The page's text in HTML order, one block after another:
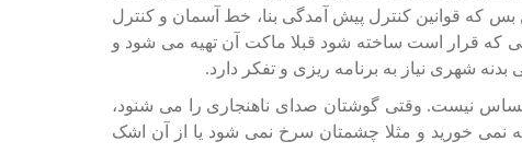
بس که قوانین کنترل پیش آمدگی بنا، خط آسمان و کنترل
که قرار است ساخته شود قبلا ماکت آن تهیه می شود و
شهری نیاز به برنامه ریزی و تفکر دارد.
نیست. وقتی گوشتان صدای ناهنجاری را می شنود،
یکه نمی خورید و مثلا چشمتان سرخ نمی شود یا از آن اشک